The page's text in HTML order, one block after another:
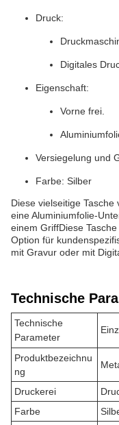
Druck:
Digitales
Eigenschaft:
Vorne frei.
Versiegelung und
Farbe: Silber
Diese vielseitige
eine Aluminiumfolie-
einem GriffDiese
Option für
mit Gravur oder mit
Technische
Technische
Parameter
Produktbezeichnu
ng
Druckerei
Farbe